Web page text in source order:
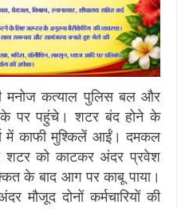
मनोज कत्याल पुलिस बल और
पर पहुंचे। शटर बंद होने के
में काफी मुश्किलें आईं। दमकल
शटर को काटकर अंदर प्रवेश
के बाद आग पर काबू पाया।
मौजूद दोनों कर्मचारियों की